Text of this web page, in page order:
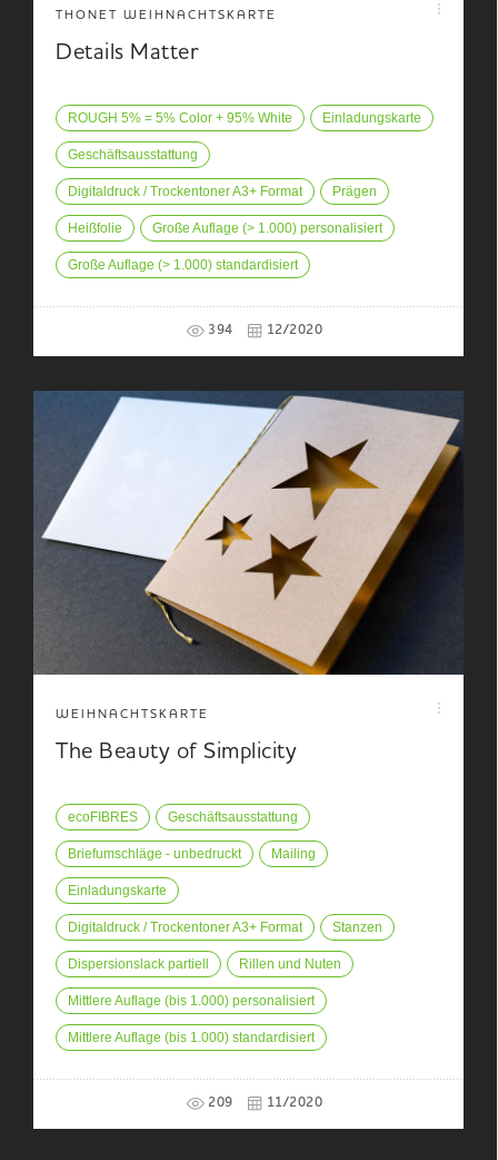
THONET WEIHNACHTSKARTE
Details Matter
ROUGH 5% = 5% Color + 95% White Einladungskarte
Geschäftsausstattung
Digitaldruck / Trockentoner A3+ Format Prägen
Heißfolie Große Auflage (> 1.000) personalisiert
Große Auflage (> 1.000) standardisiert
394 12/2020
WEIHNACHTSKARTE
The Beauty of Simplicity
ecoFIBRES Geschäftsausstattung
Briefumschläge - unbedruckt Mailing
Einladungskarte
Digitaldruck / Trockentoner A3+ Format Stanzen
Dispersionslack partiell Rillen und Nuten
Mittlere Auflage (bis 1.000) personalisiert
Mittlere Auflage (bis 1.000) standardisiert
209 11/2020